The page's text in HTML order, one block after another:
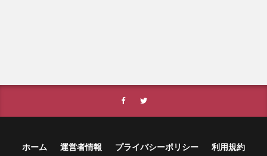
ホーム 運営者情報 プライバシーポリシー
利用規約